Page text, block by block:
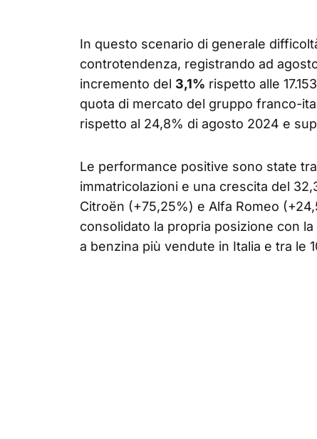
In questo scenario di generale
controtendenza, registrando ad
incremento del 3,1% rispetto alle
quota di mercato del gruppo franco-
rispetto al 24,8% di agosto 2024 e
Le performance positive sono state
immatricolazioni e una crescita del
Citroën (+75,25%) e Alfa Romeo
consolidato la propria posizione con
a benzina più vendute in Italia e tra le